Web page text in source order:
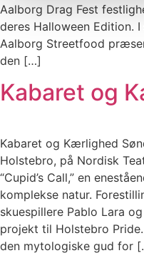
Aalborg Drag Fest
deres Halloween Edition.
Aalborg Streetfood
den […]
Kabaret og
Kabaret og Kærlighed
Holstebro, på Nordisk
“Cupid’s Call,” en
komplekse natur.
skuespillere Pablo Lara
projekt til Holstebro
den mytologiske gud for